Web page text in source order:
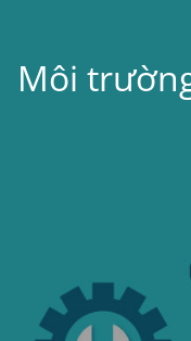
Môi